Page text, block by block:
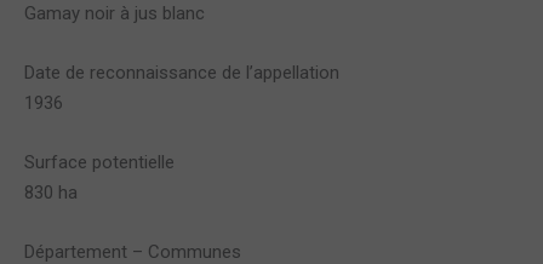
Gamay noir à jus blanc
Date de reconnaissance de l’appellation
1936
Surface potentielle
830 ha
Département – Communes